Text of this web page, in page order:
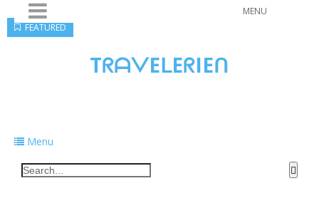
MENU
TᖇᗩᐯEᒪEᖇIEᑎ
Menu
FEATURED